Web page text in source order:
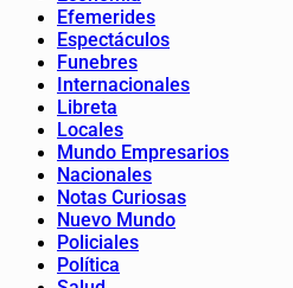
Efemerides
Espectáculos
Funebres
Internacionales
Libreta
Locales
Mundo Empresarios
Nacionales
Notas Curiosas
Nuevo Mundo
Policiales
Política